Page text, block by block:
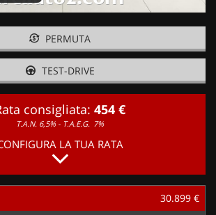
PERMUTA
TEST-DRIVE
consigliata: 454 €
T.A.N. 6,5% - T.A.E.G. 7%
LA TUA RATA
30.899 €